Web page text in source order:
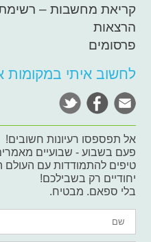
קריאת מחשבות –
הרצאות
פרסומים
לחשוב איתי במקומות
אל תפספסו רעיונות חשובים!
פעם בשבוע - שבועיים
טיפים להתמודדות עם העולם
יחודיים רק בשבילכם!
בלי ספאם. מבטיח.